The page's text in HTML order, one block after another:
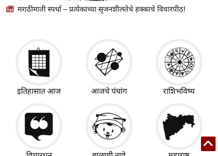
मराठीमाती स्पर्धा – प्रत्येकाच्या सृजनशीलतेचे हक्काचे विचारपीठ!
इतिहासात आज आजचे पंचांग राशिभविष्य